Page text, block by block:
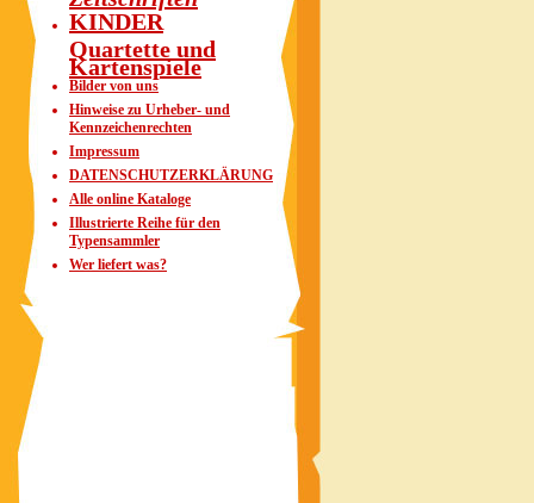
KINDER
Quartette und
Kartenspiele
Bilder von uns
Hinweise zu Urheber- und
Kennzeichenrechten
Impressum
DATENSCHUTZERKLÄRUNG
Alle online Kataloge
Illustrierte Reihe für den
Typensammler
Wer liefert was?